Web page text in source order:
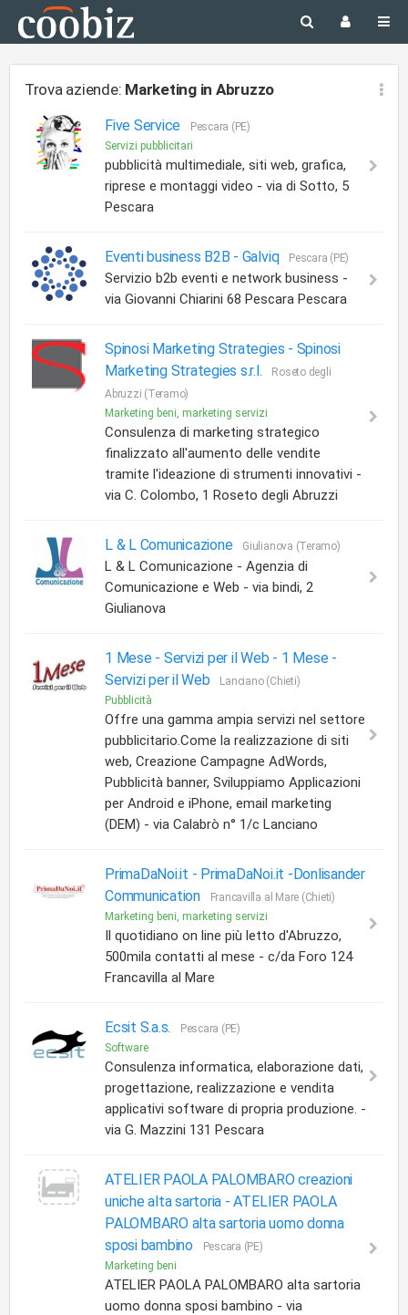
Trova aziende: Marketing in Abruzzo
Five Service
Pescara (PE)
Servizi pubblicitari
pubblicità multimediale, siti web, grafica,
riprese e montaggi video - via di Sotto, 5
Pescara
Eventi business B2B - Galviq Pescara (PE)
Servizio b2b eventi e network business -
via Giovanni Chiarini 68 Pescara Pescara
Spinosi Marketing Strategies - Spinosi
Marketing Strategies s.r.l.
Roseto degli
Abruzzi (Teramo)
Marketing beni, marketing servizi
Consulenza di marketing strategico
finalizzato all'aumento delle vendite
tramite l'ideazione di strumenti innovativi -
via C. Colombo, 1 Roseto degli Abruzzi
L & L Comunicazione Giulianova (Teramo)
L & L Comunicazione - Agenzia di
Comunicazione e Web - via bindi, 2
Giulianova
1 Mese - Servizi per il Web - 1 Mese -
Servizi per il Web
Lanciano (Chieti)
Pubblicità
Offre una gamma ampia servizi nel settore
pubblicitario.Come la realizzazione di siti
web, Creazione Campagne AdWords,
Pubblicità banner, Sviluppiamo Applicazioni
per Android e iPhone, email marketing
(DEM) - via Calabrò n° 1/c Lanciano
PrimaDaNoi.it - PrimaDaNoi.it -Donlisander
Communication
Francavilla al Mare (Chieti)
Marketing beni, marketing servizi
Il quotidiano on line più letto d'Abruzzo,
500mila contatti al mese - c/da Foro 124
Francavilla al Mare
Ecsit S.a.s.
Pescara (PE)
Software
Consulenza informatica, elaborazione dati,
progettazione, realizzazione e vendita
applicativi software di propria produzione. -
via G. Mazzini 131 Pescara
ATELIER PAOLA PALOMBARO creazioni
uniche alta sartoria -ATELIER PAOLA
PALOMBARO alta sartoria uomo donna
sposi bambino
Pescara (PE)
Marketing beni
ATELIER PAOLA PALOMBARO alta sartoria
uomo donna sposi bambino - via